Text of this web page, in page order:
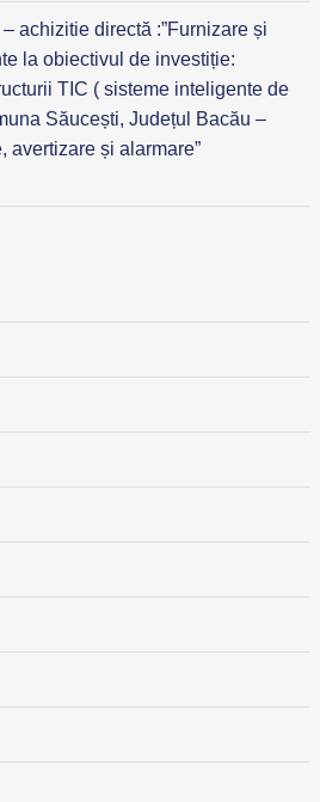
achizitie directă :”Furnizare și
la obiectivul de investiție:
TIC ( sisteme inteligente de
Săucești, Județul Bacău –
avertizare și alarmare”